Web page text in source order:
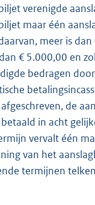
verenigde
maar één
meer is
€ 5.000,00 en
bedragen
de
in acht
vervalt één
van het
termijnen